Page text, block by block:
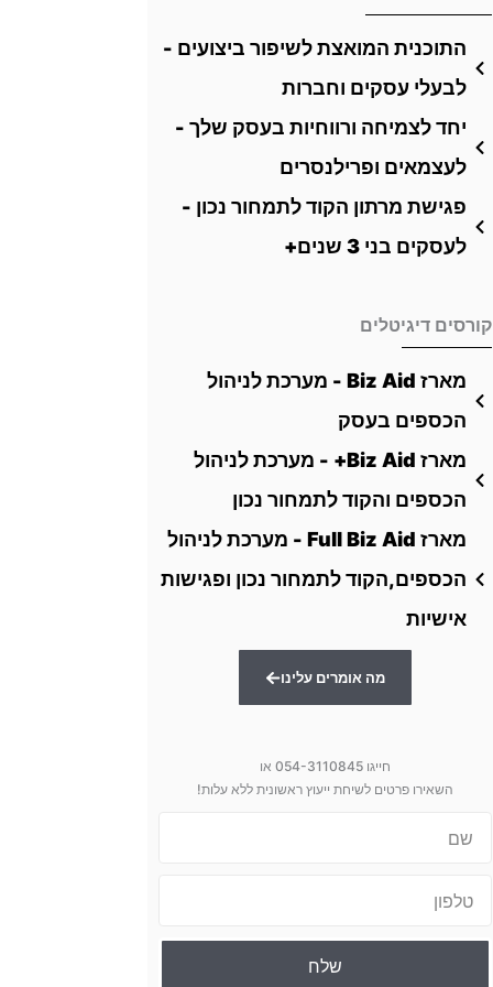
התוכנית המואצת לשיפור ביצועים -
לבעלי עסקים וחברות
יחד לצמיחה ורווחיות בעסק שלך -
לעצמאים ופרילנסרים
פגישת מרתון הקוד לתמחור נכון -
לעסקים בני 3 שנים+
קורסים דיגיטלים
מארז Biz Aid - מערכת לניהול
הכספים בעסק
מארז Biz Aid+ - מערכת לניהול
הכספים והקוד לתמחור נכון
מארז Full Biz Aid - מערכת לניהול
הכספים,הקוד לתמחור נכון ופגישות
אישיות
מה אומרים עלינו
חייגו 054-3110845 או
השאירו פרטים לשיחת ייעוץ ראשונית ללא עלות!
שלח